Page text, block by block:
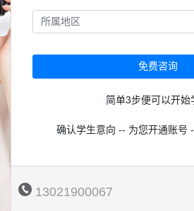
免费咨询
简单3步便可以开始
确认学生意向 -- 为您开通账号
13021900067